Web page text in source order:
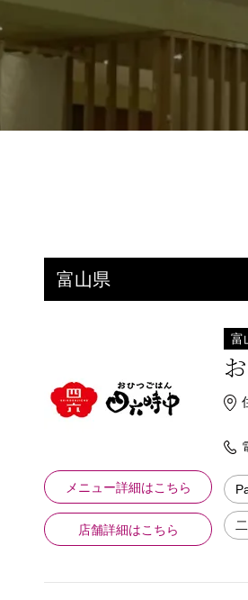
富山県
メニュー詳細はこちら
店舗詳細はこちら
富